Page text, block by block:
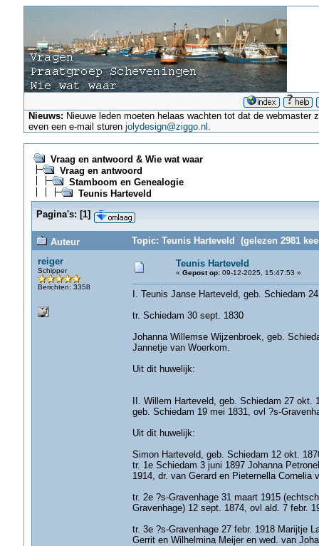
Nieuws: Nieuwe leden moeten helaas wachten tot dat de
even een e-mail sturenjolydesign@ziggo.nl .
Vraag en antwoord & Wie wat waar
Vraag en antwoord
Stamboom en Genealogie
Teunis Harteveld
Pagina's: [1]
Auteur
Topic: Teunis Harteveld (gelezen 2981
reiger
Schipper
Berichten: 3358
Teunis Harteveld
« Gepost op:09-12-2025, 15:47:53 »
I. Teunis Janse Harteveld, geb. Schiedam
tr. Schiedam 30 sept. 1830
Johanna Willemse Wijzenbroek, geb.
Jannetje van Woerkom.
Uit dit huwelijk:
II. Willem Harteveld, geb. Schiedam 27
geb. Schiedam 19 mei 1831, ovl ?s-
Uit dit huwelijk:
Simon Harteveld, geb. Schiedam 12 okt.
tr. 1e Schiedam 3 juni 1897 Johanna
1914, dr. van Gerard en Pieternella Cornelia
tr. 2e ?s-Gravenhage 31 maart 1915
Gravenhage) 12 sept. 1874, ovl ald. 7 febr.
tr. 3e ?s-Gravenhage 27 febr. 1918 Marijtje
Gerrit en Wilhelmina Meijer en wed. van